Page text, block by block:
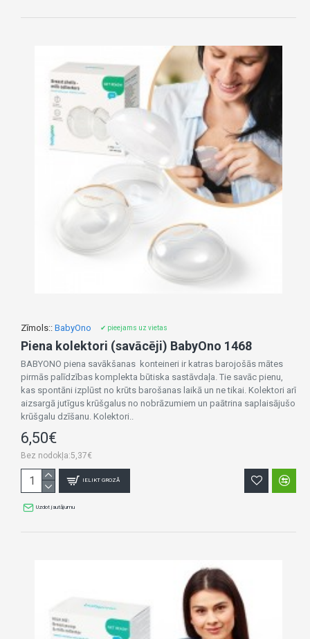
Zīmols:: BabyOno ✔ pieejams uz vietas
Piena kolektori (savācēji) BabyOno 1468
BABYONO piena savākšanas konteineri ir katras barojošās mātes
pirmās palīdzības komplekta būtiska sastāvdaļa. Tie savāc pienu,
kas spontāni izplūst no krūts barošanas laikā un ne tikai. Kolektori arī
aizsargā jutīgus krūšgalus no nobrāzumiem un paātrina saplaisājušo
krūšgalu dzīšanu. Kolektori..
6,50€
Bez nodokļa:5,37€
IELIKT GROZĀ
Uzdot jautājumu